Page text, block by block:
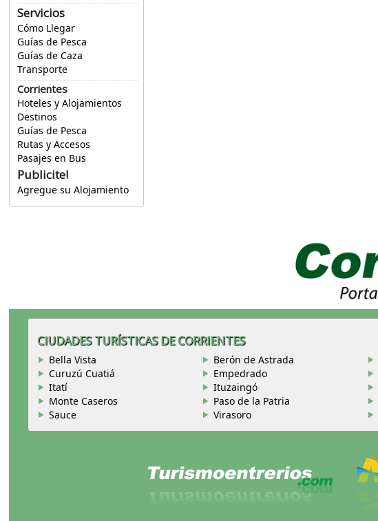
Servicios
Cómo Llegar
Guías de Pesca
Guías de Caza
Transporte
Corrientes
Hoteles y Alojamientos
Destinos
Guías de Pesca
Rutas y Accesos
Pasajes en Bus
Publicite!
Agregue su Alojamiento
CIUDADES TURÍSTICAS DE CORRIENTES
Bella Vista Berón de Astrada
Curuzú Cuatiá
Empedrado
Itatí
Ituzaingó
Monte Caseros
Paso de la Patria
Sauce
Virasoro